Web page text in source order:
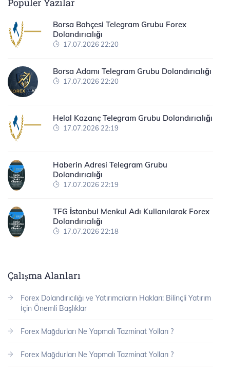
Popüler Yazılar
Borsa Bahçesi Telegram Grubu Forex
Dolandırıcılığı
17.07.2026 22:20
Borsa Adamı Telegram Grubu Dolandırıcılığı
17.07.2026 22:20
Helal Kazanç Telegram Grubu Dolandırıcılığı
17.07.2026 22:19
Haberin Adresi Telegram Grubu
Dolandırıcılığı
17.07.2026 22:19
TFG İstanbul Menkul Adı Kullanılarak Forex
Dolandırıcılığı
17.07.2026 22:18
Çalışma Alanları
Forex Dolandırıcılığı ve Yatırımcıların Hakları: Bilinçli Yatırım
İçin Önemli Başlıklar
Forex Mağdurları Ne Yapmalı Tazminat Yolları ?
Forex Mağdurları Ne Yapmalı Tazminat Yolları ?